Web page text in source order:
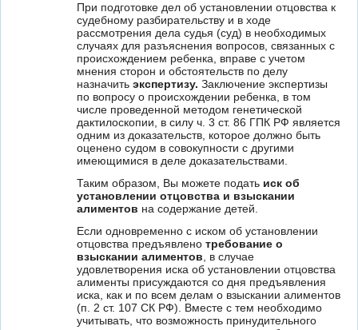
При подготовке дел об установлении отцовства к
судебному разбирательству и в ходе
рассмотрения дела судья (суд) в необходимых
случаях для разъяснения вопросов, связанных с
происхождением ребенка, вправе с учетом
мнения сторон и обстоятельств по делу
назначить экспертизу. Заключение экспертизы
по вопросу о происхождении ребенка, в том
числе проведенной методом генетической
дактилоскопии, в силу ч. 3 ст. 86 ГПК РФ является
одним из доказательств, которое должно быть
оценено судом в совокупности с другими
имеющимися в деле доказательствами.
Таким образом, Вы можете подать иск об
установлении отцовства и взыскании
алиментов на содержание детей.
Если одновременно с иском об установлении
отцовства предъявлено требование о
взыскании алиментов , в случае
удовлетворения иска об установлении отцовства
алименты присуждаются со дня предъявления
иска, как и по всем делам о взыскании алиментов
(п. 2 ст. 107 СК РФ). Вместе с тем необходимо
учитывать, что возможность принудительного